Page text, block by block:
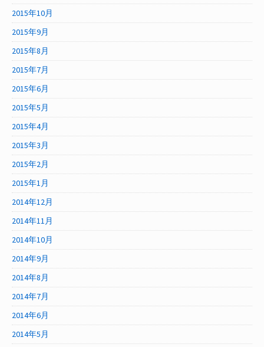
2015年10月
2015年9月
2015年8月
2015年7月
2015年6月
2015年5月
2015年4月
2015年3月
2015年2月
2015年1月
2014年12月
2014年11月
2014年10月
2014年9月
2014年8月
2014年7月
2014年6月
2014年5月